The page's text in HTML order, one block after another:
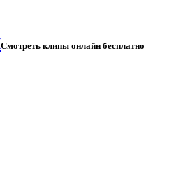
Смотреть клипы онлайн бесплатно